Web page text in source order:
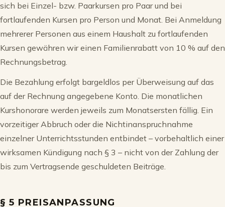
sich bei Einzel- bzw. Paarkursen pro Paar und bei
fortlaufenden Kursen pro Person und Monat. Bei Anmeldung
mehrerer Personen aus einem Haushalt zu fortlaufenden
Kursen gewähren wir einen Familienrabatt von 10 % auf den
Rechnungsbetrag.
Die Bezahlung erfolgt bargeldlos per Überweisung auf das
auf der Rechnung angegebene Konto. Die monatlichen
Kurshonorare werden jeweils zum Monatsersten fällig. Ein
vorzeitiger Abbruch oder die Nichtinanspruchnahme
einzelner Unterrichtsstunden entbindet – vorbehaltlich einer
wirksamen Kündigung nach § 3 – nicht von der Zahlung der
bis zum Vertragsende geschuldeten Beiträge.
§ 5 PREISANPASSUNG